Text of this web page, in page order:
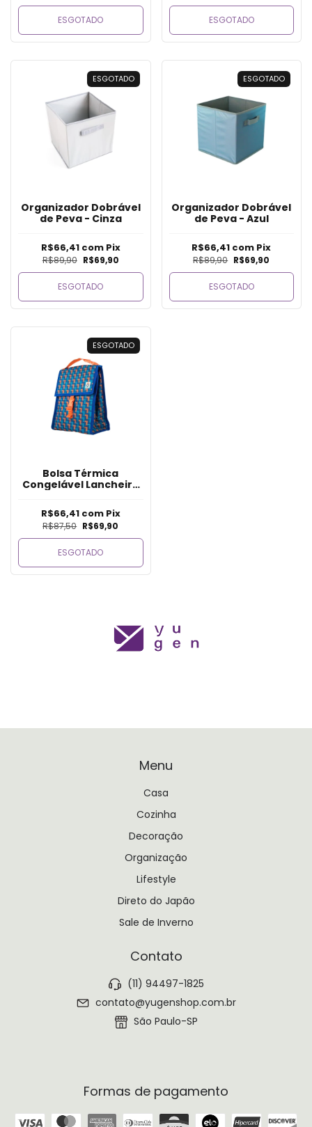
ESGOTADO ESGOTADO
ESGOTADO
Organizador Dobrável
de Peva - Cinza
R$89,90 R$69,90
R$66,41 com Pix
ESGOTADO
ESGOTADO
Organizador Dobrável
de Peva - Azul
R$89,90 R$69,90
R$66,41 com Pix
ESGOTADO
ESGOTADO
Bolsa Térmica
Congelável Lancheira
R$87,50 R$69,90
R$66,41 com Pix
ESGOTADO
Menu
Casa
Cozinha
Decoração
Organização
Lifestyle
Direto do Japão
Sale de Inverno
Contato
(11) 94497-1825
contato@yugenshop.com.br
São Paulo-SP
Formas de pagamento